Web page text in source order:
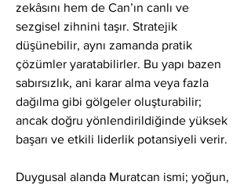
zekâsını hem de Can’ın canlı ve
sezgisel zihnini taşır. Stratejik
düşünebilir, aynı zamanda pratik
çözümler yaratabilirler. Bu yapı bazen
sabırsızlık, ani karar alma veya fazla
dağılma gibi gölgeler oluşturabilir;
ancak doğru yönlendirildiğinde yüksek
başarı ve etkili liderlik potansiyeli verir.
Duygusal alanda Muratcan ismi; yoğun,